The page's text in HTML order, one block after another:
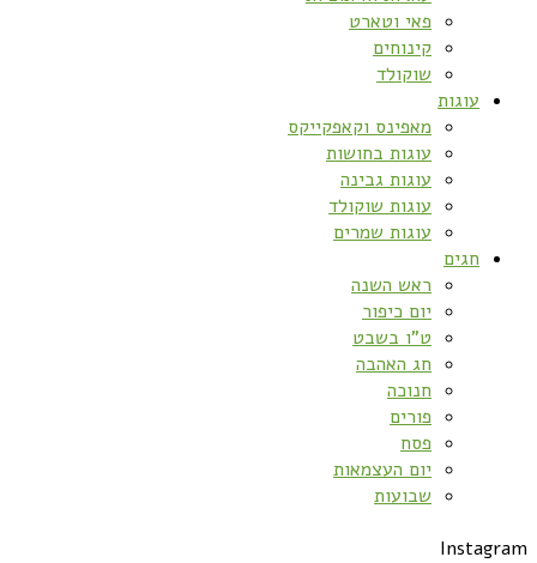
פאי וטארט
קינוחים
שוקולד
עוגות
מאפינס וקאפקייקס
עוגות בחושות
עוגות גבינה
עוגות שוקולד
עוגות שמרים
חגים
ראש השנה
יום כיפור
ט”ו בשבט
חג האהבה
חנוכה
פורים
פסח
יום העצמאות
שבועות
Instagram